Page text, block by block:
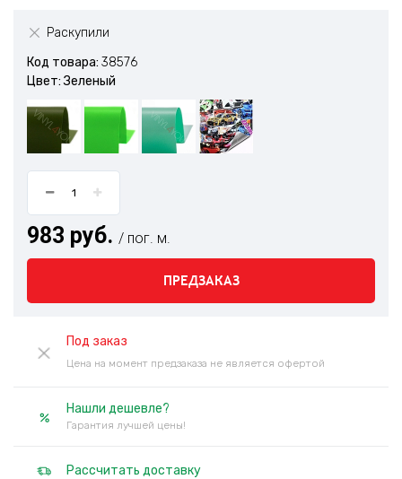
Раскупили
Код товара: 38576
Цвет: Зеленый
983 руб. / пог. м.
ПРЕДЗАКАЗ
Под заказ
Цена на момент предзаказа не является офертой
Нашли дешевле?
Гарантия лучшей цены!
Рассчитать доставку